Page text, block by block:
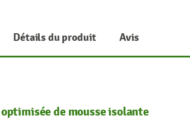
Détails du produit Avis
de mousse isolante